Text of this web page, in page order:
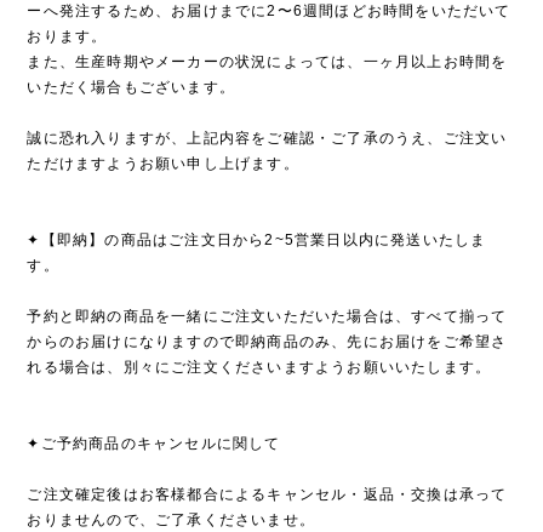
ーへ発注するため、お届けまでに2〜6週間ほどお時間をいただいて
おります。
また、生産時期やメーカーの状況によっては、一ヶ月以上お時間を
いただく場合もございます。
誠に恐れ入りますが、上記内容をご確認・ご了承のうえ、ご注文い
ただけますようお願い申し上げます。
✦【即納】の商品はご注文日から2~5営業日以内に発送いたしま
す。
予約と即納の商品を一緒にご注文いただいた場合は、すべて揃って
からのお届けになりますので即納商品のみ、先にお届けをご希望さ
れる場合は、別々にご注文くださいますようお願いいたします。
✦ご予約商品のキャンセルに関して
ご注文確定後はお客様都合によるキャンセル・返品・交換は承って
おりませんので、ご了承くださいませ。